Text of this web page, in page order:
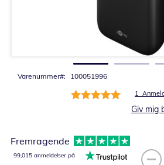
Varenummer 100051996
Bedømmelse:
1
Giv mig
Fremragende
99,015 anmeldelser på